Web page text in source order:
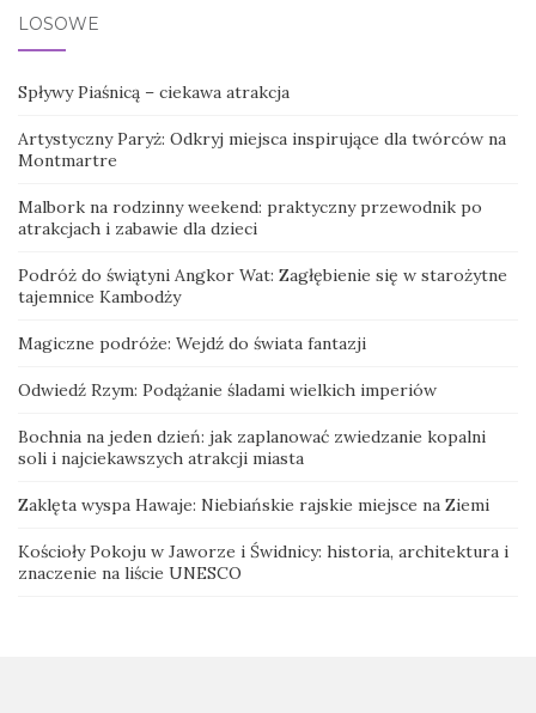
LOSOWE
Spływy Piaśnicą – ciekawa atrakcja
Artystyczny Paryż: Odkryj miejsca inspirujące dla twórców na
Montmartre
Malbork na rodzinny weekend: praktyczny przewodnik po
atrakcjach i zabawie dla dzieci
Podróż do świątyni Angkor Wat: Zagłębienie się w starożytne
tajemnice Kambodży
Magiczne podróże: Wejdź do świata fantazji
Odwiedź Rzym: Podążanie śladami wielkich imperiów
Bochnia na jeden dzień: jak zaplanować zwiedzanie kopalni
soli i najciekawszych atrakcji miasta
Zaklęta wyspa Hawaje: Niebiańskie rajskie miejsce na Ziemi
Kościoły Pokoju w Jaworze i Świdnicy: historia, architektura i
znaczenie na liście UNESCO